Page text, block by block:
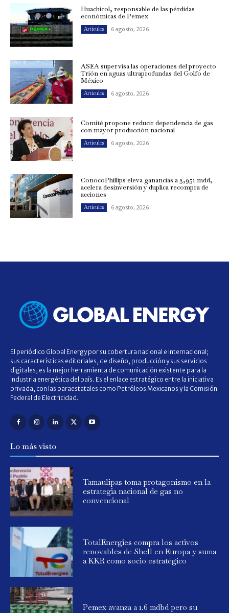
Huachicol, responsable de las pérdidas
económicas de Pemex
Artículos 6 agosto, 2026
ASEA supervisa las operaciones del proyecto
Trión en aguas ultraprofundas del Golfo de
México
Artículos 6 agosto, 2026
Comité propone reducir dependencia de gas
con mayor producción nacional
Artículos 6 agosto, 2026
ConocoPhillips eleva ganancias a 3,951 mdd,
acelera desinversión y duplica recompra de
acciones
Artículos 6 agosto, 2026
El periódico Global Energy por su cobertura nacional e internacional;
sus características editoriales, de diseño, producción y sus servicios
digitales, es la mejor herramienta de comunicación existente para la
industria energética del país. Es el enlace estratégico entre la iniciativa
privada, con las paraestatales como Petróleos Mexicanos y la Comisión
Federal de Electricidad.
Lo más visto
Tamaulipas toma protagonismo en la
estrategia nacional de gas no
convencional
TotalEnergies compra los activos
renovables de Shell en Europa y suma
a KKR como socio estratégico
Pemex avanza a 1.6 mdbd pero su